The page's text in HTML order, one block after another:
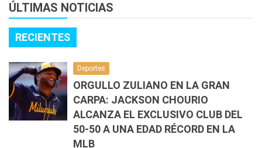
ÚLTIMAS NOTICIAS
RECIENTES
Deportes
ORGULLO ZULIANO EN LA GRAN
CARPA: JACKSON CHOURIO
ALCANZA EL EXCLUSIVO CLUB DEL
50-50 A UNA EDAD RÉCORD EN LA
MLB